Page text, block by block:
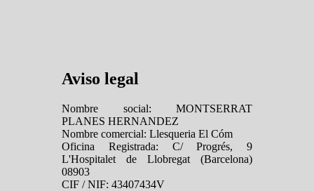
Aviso legal
Nombre social: MONTSERRAT
PLANES HERNANDEZ
Nombre comercial: Llesqueria El Cóm
Oficina Registrada: C/ Progrés, 9
L'Hospitalet de Llobregat (Barcelona)
08903
CIF / NIF: 43407434V